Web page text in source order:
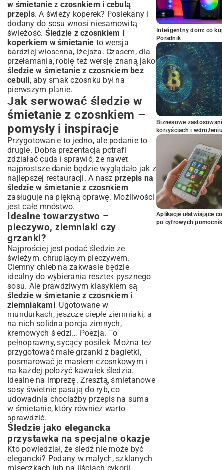
w śmietanie z czosnkiem i cebulą
przepis. A świeży koperek? Posiekany i
dodany do sosu wnosi niesamowitą
świeżość. Śledzie z czosnkiem i
koperkiem w śmietanie to wersja
bardziej wiosenna, lżejsza. Czasem, dla
przełamania, robię też wersję znaną jako
śledzie w śmietanie z czosnkiem bez
cebuli, aby smak czosnku był na
pierwszym planie.
Jak serwować śledzie w
śmietanie z czosnkiem –
pomysły i inspiracje
Przygotowanie to jedno, ale podanie to
drugie. Dobra prezentacja potrafi
zdziałać cuda i sprawić, że nawet
najprostsze danie będzie wyglądało jak z
najlepszej restauracji. A nasz przepis na
śledzie w śmietanie z czosnkiem
zasługuje na piękną oprawę. Możliwości
jest całe mnóstwo.
Idealne towarzystwo –
pieczywo, ziemniaki czy
grzanki?
Najprościej jest podać śledzie ze
świeżym, chrupiącym pieczywem.
Ciemny chleb na zakwasie będzie
idealny do wybierania resztek pysznego
sosu. Ale prawdziwym klasykiem są
śledzie w śmietanie z czosnkiem i
ziemniakami. Ugotowane w
mundurkach, jeszcze ciepłe ziemniaki, a
na nich solidna porcja zimnych,
kremowych śledzi… Poezja. To
pełnoprawny, sycący posiłek. Można też
przygotować małe grzanki z bagietki,
posmarować je masłem czosnkowym i
na każdej położyć kawałek śledzia.
Idealne na imprezę. Zresztą, śmietanowe
sosy świetnie pasują do ryb, co
udowadnia chociażby przepis na suma
w śmietanie, który również warto
sprawdzić.
Śledzie jako elegancka
przystawka na specjalne okazje
Kto powiedział, że śledź nie może być
elegancki? Podany w małych, szklanych
miseczkach lub na liściach cykorii,
Inteligentny dom: co
Poradnik
Biznesowe
korzyściach i wdrożeniu
Aplikacje ułatwiające
po cyfrowych